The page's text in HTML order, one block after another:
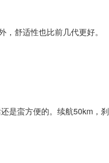
舒适性也比前几代更好。
是蛮方便的。续航50km，刹